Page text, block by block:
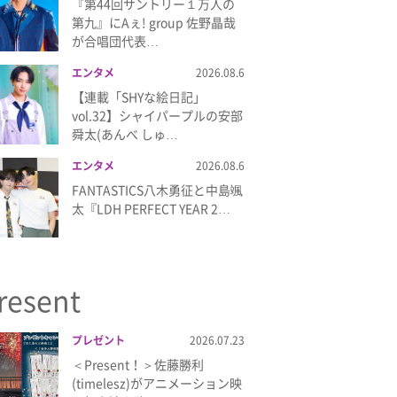
『第44回サントリー１万人の
第九』にAぇ! group 佐野晶哉
が合唱団代表…
エンタメ 2026.08.6
【連載「SHYな絵日記」
vol.32】シャイパープルの安部
舜太(あんべ しゅ…
エンタメ 2026.08.6
FANTASTICS八木勇征と中島颯
太『LDH PERFECT YEAR 2…
プレゼント 2026.07.23
＜Present！＞佐藤勝利
(timelesz)がアニメーション映